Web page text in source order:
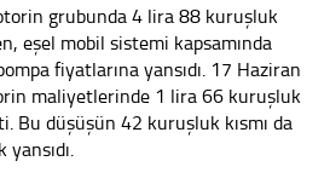
grubunda 4 lira 88 kuruşluk
eşel mobil sistemi kapsamında
fiyatlarına yansıdı. 17 Haziran
maliyetlerinde 1 lira 66 kuruşluk
Bu düşüşün 42 kuruşluk kısmı da